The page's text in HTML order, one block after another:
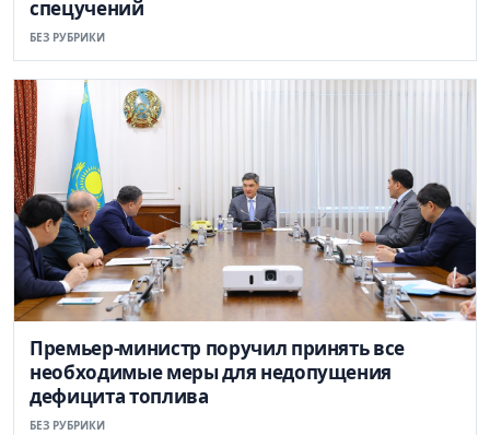
спецучений
БЕЗ РУБРИКИ
Премьер-министр поручил принять все
необходимые меры для недопущения
дефицита топлива
БЕЗ РУБРИКИ